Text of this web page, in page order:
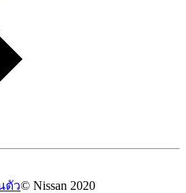
ตัว© Nissan 2020